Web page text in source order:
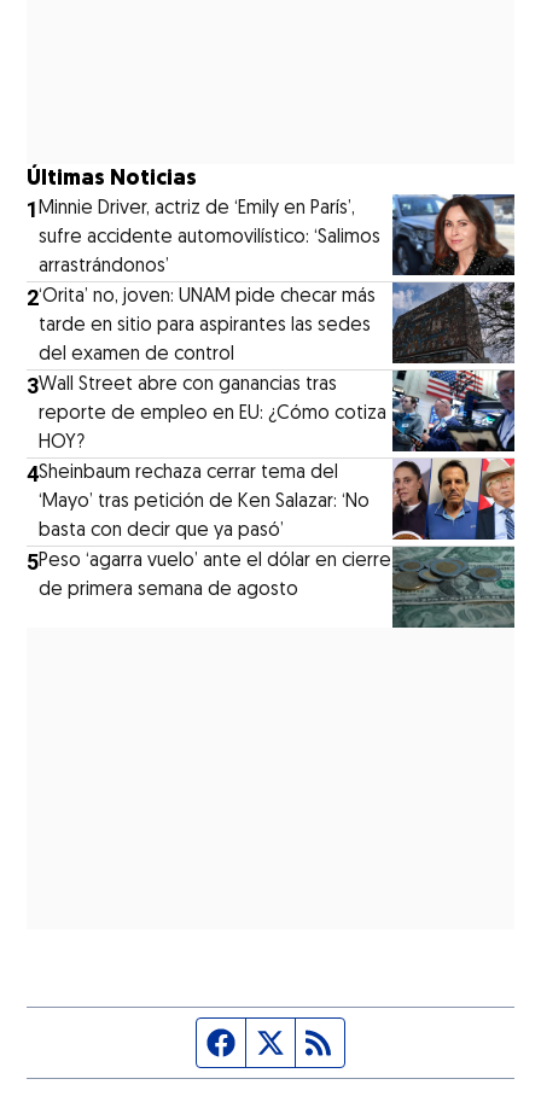
Últimas Noticias
1Minnie Driver, actriz de ‘Emily en París’,
sufre accidente automovilístico: ‘Salimos
arrastrándonos’
2‘Orita’ no, joven: UNAM pide checar más
tarde en sitio para aspirantes las sedes
del examen de control
3Wall Street abre con ganancias tras
reporte de empleo en EU: ¿Cómo cotiza
HOY?
4Sheinbaum rechaza cerrar tema del
‘Mayo’ tras petición de Ken Salazar: ‘No
basta con decir que ya pasó’
5Peso ‘agarra vuelo’ ante el dólar en cierre
de primera semana de agosto
Página de Facebook
Fuente Twitter